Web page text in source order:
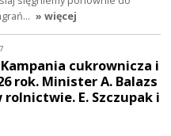
» więcej
Kampania cukrownicza i
rok. Minister A. Balazs
E. Szczupak i